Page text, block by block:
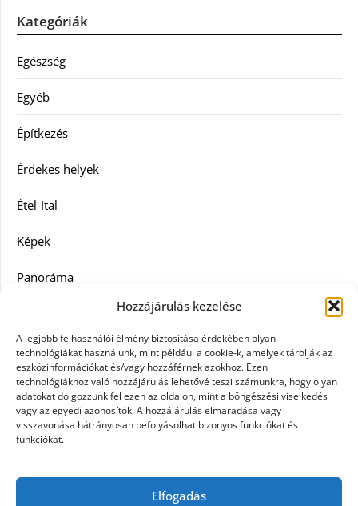
Hozzájárulás kezelése
A legjobb felhasználói élmény biztosítása érdekében olyan
technológiákat használunk, mint például a cookie-k, amelyek tárolják az
eszközinformációkat és/vagy hozzáférnek azokhoz. Ezen
technológiákhoz való hozzájárulás lehetővé teszi számunkra, hogy olyan
adatokat dolgozzunk fel ezen az oldalon, mint a böngészési viselkedés
vagy az egyedi azonosítók. A hozzájárulás elmaradása vagy
visszavonása hátrányosan befolyásolhat bizonyos funkciókat és
funkciókat.
Elfogadás
Kategóriák
Egészség
Egyéb
Építkezés
Érdekes helyek
Étel-Ital
Képek
Panoráma
Szolgáltatás
Vásárlás
Webáruházak